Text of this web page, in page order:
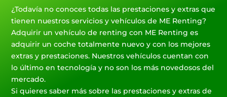
¿Todavía no conoces todas las prestaciones y extras que
tienen nuestros servicios y vehículos de ME Renting?
Adquirir un vehículo de renting con ME Renting es
adquirir un coche totalmente nuevo y con los mejores
extras y prestaciones. Nuestros vehículos cuentan con
lo último en tecnología y no son los más novedosos del
mercado.
Si quieres saber más sobre las prestaciones y extras de